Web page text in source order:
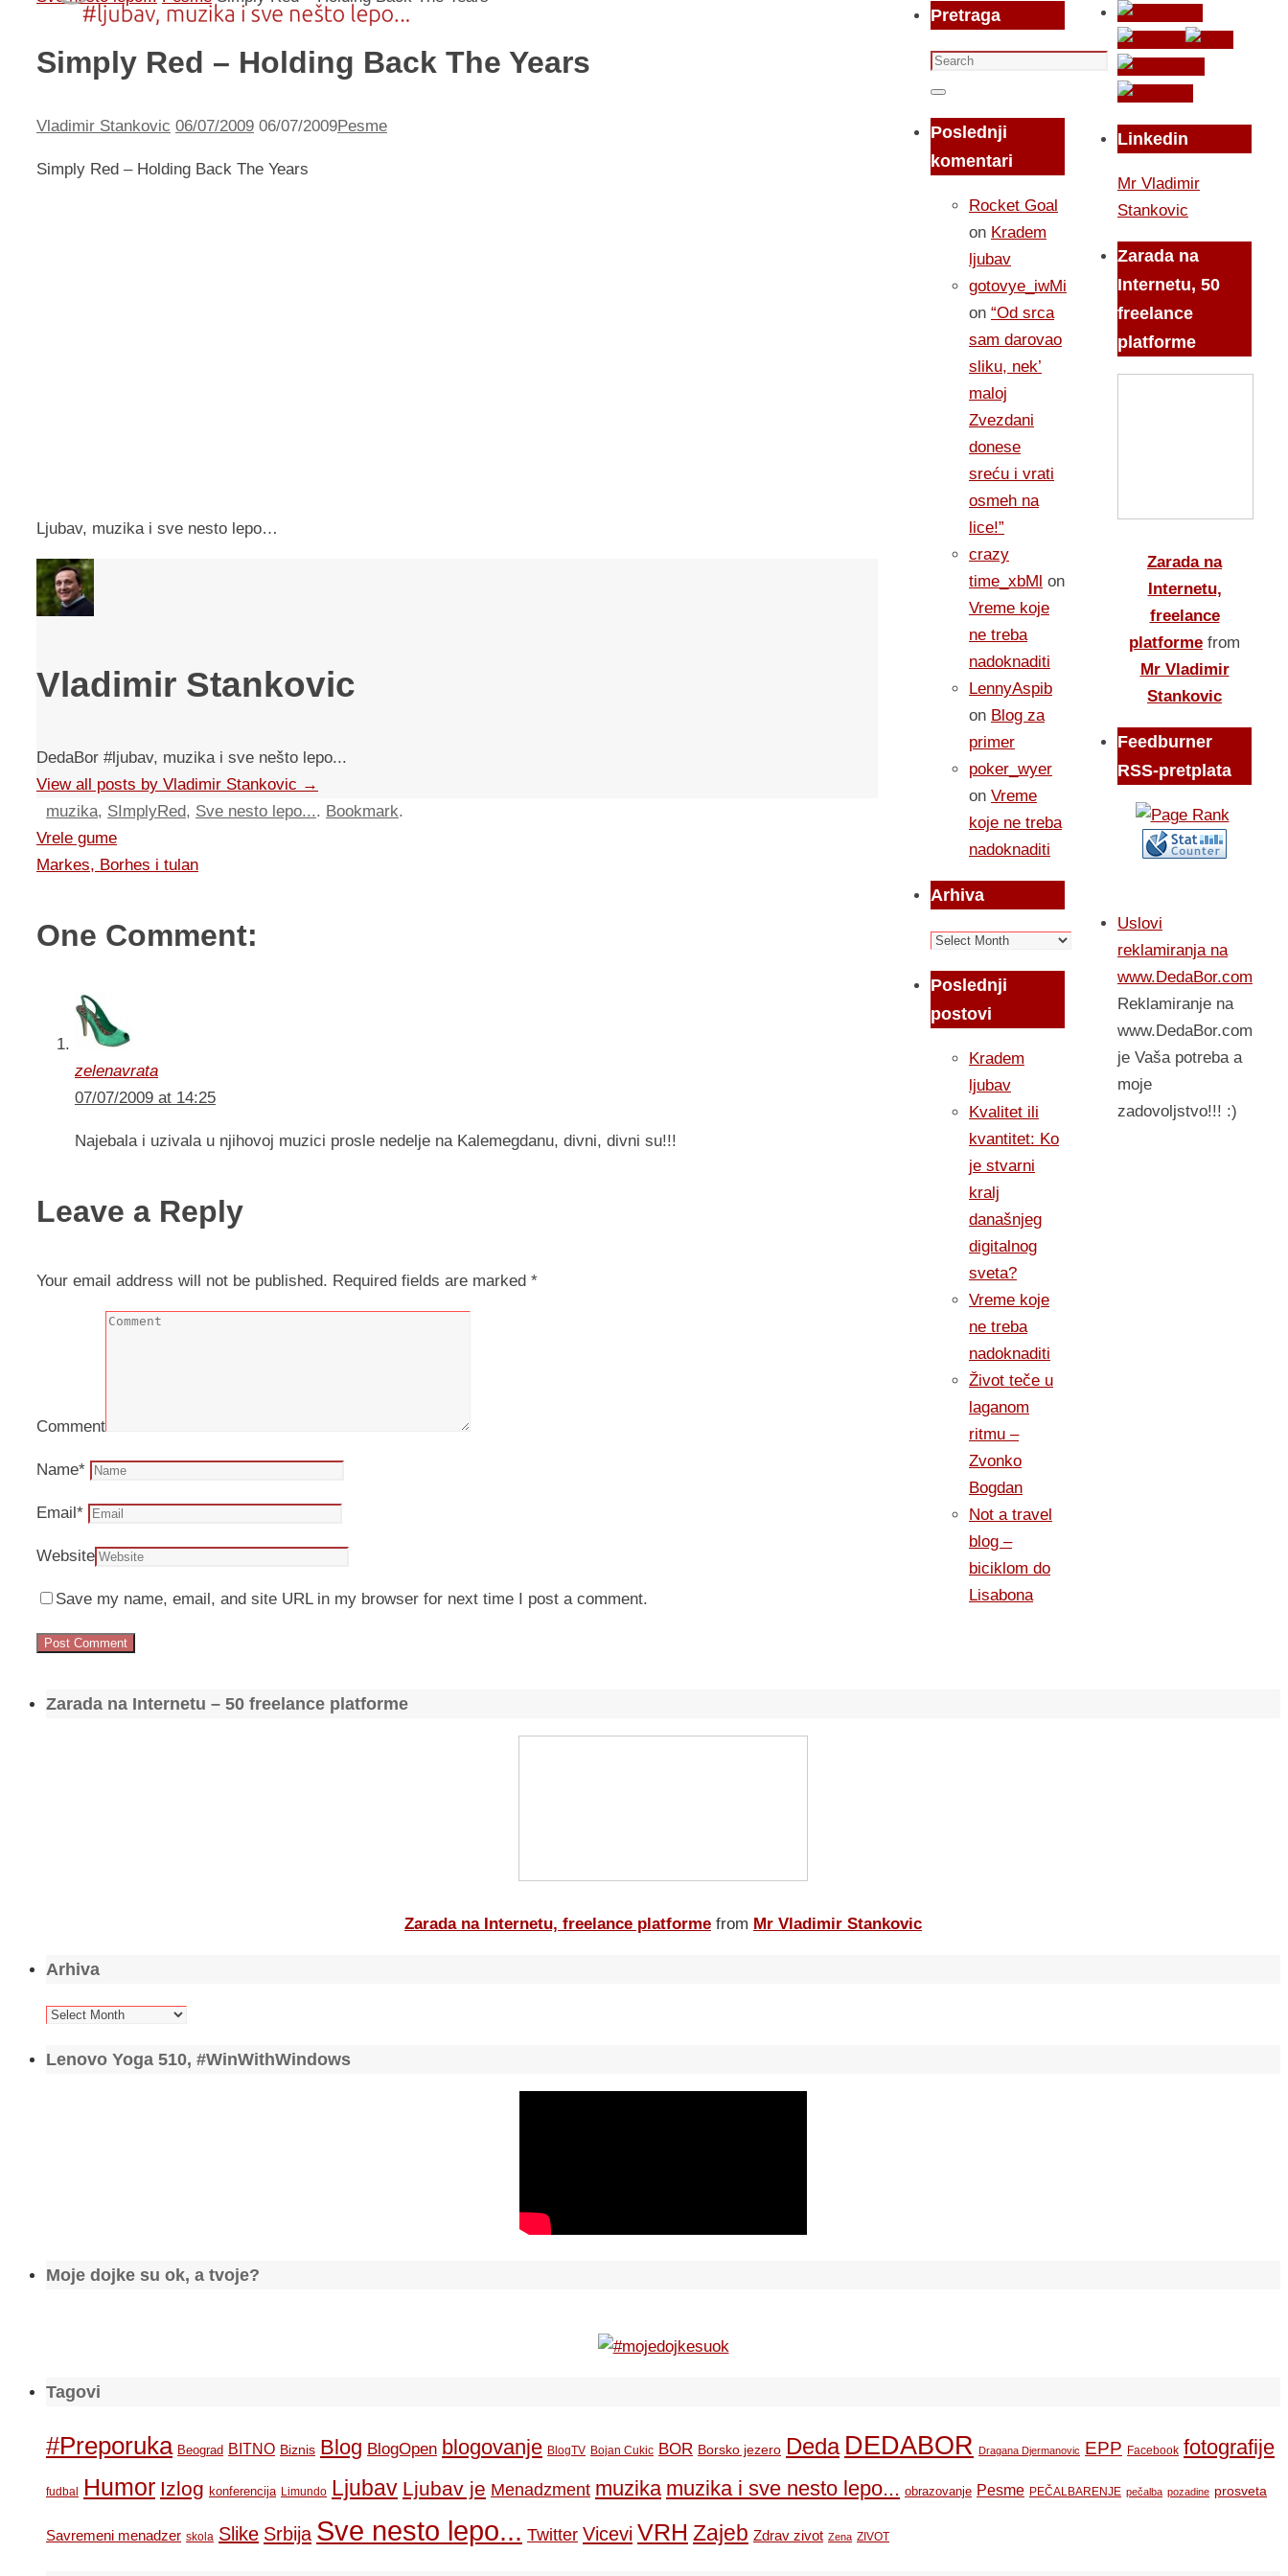
Simply Red – Holding Back The Years
Vladimir Stankovic 06/07/2009 06/07/2009Pesme
Simply Red – Holding Back The Years
Ljubav, muzika i sve nesto lepo…
Vladimir Stankovic
DedaBor #ljubav, muzika i sve nešto lepo...
View all posts by Vladimir Stankovic →
muzika, SImplyRed, Sve nesto lepo.... Bookmark.
Vrele gume
Markes, Borhes i tulan
One Comment:
zelenavrata
07/07/2009 at 14:25
Najebala i uzivala u njihovoj muzici prosle nedelje na Kalemegdanu, divni, divni su!!!
Leave a Reply
Your email address will not be published. Required fields are marked *
Comment
Name*
Email*
Website
Save my name, email, and site URL in my browser for next time I post a comment.
Pretraga
Search
for:
Search
Poslednji
komentari
Rocket Goal
on Kradem
ljubav
gotovye_iwMi
on “Od srca
sam darovao
sliku, nek’
maloj
Zvezdani
donese
sreću i vrati
osmeh na
lice!”
crazy
time_xbMl on
Vreme koje
ne treba
nadoknaditi
LennyAspib
on Blog za
primer
poker_wyer
on Vreme
koje ne treba
nadoknaditi
Arhiva
Arhiva
Poslednji
postovi
Kradem
ljubav
Kvalitet ili
kvantitet: Ko
je stvarni
kralj
današnjeg
digitalnog
sveta?
Vreme koje
ne treba
nadoknaditi
Život teče u
laganom
ritmu –
Zvonko
Bogdan
Not a travel
blog –
biciklom do
Lisabona
Linkedin
Mr Vladimir
Stankovic
Zarada na
Internetu, 50
freelance
platforme
Zarada na
Internetu,
freelance
platforme from
Mr Vladimir
Stankovic
Feedburner
RSS-pretplata
Uslovi
reklamiranja na
www.DedaBor.com
Reklamiranje na
www.DedaBor.com
je Vaša potreba a
moje
zadovoljstvo!!! :)
Zarada na Internetu – 50 freelance platforme
Zarada na Internetu, freelance platforme from Mr Vladimir Stankovic
Arhiva
Arhiva
Lenovo Yoga 510, #WinWithWindows
Moje dojke su ok, a tvoje?
Tagovi
#Preporuka Beograd BITNO Biznis Blog BlogOpen blogovanje BlogTV Bojan Cukic BOR Borsko jezero Deda DEDABOR Dragana Djermanovic EPP Facebook fotografije
fudbal Humor Izlog konferencija Limundo Ljubav Ljubav je Menadzment muzika muzika i sve nesto lepo... obrazovanje Pesme PEČALBARENJE pečalba pozadine prosveta
Savremeni menadzer skola Slike Srbija Sve nesto lepo... Twitter Vicevi VRH Zajeb Zdrav zivot Zena ZIVOT